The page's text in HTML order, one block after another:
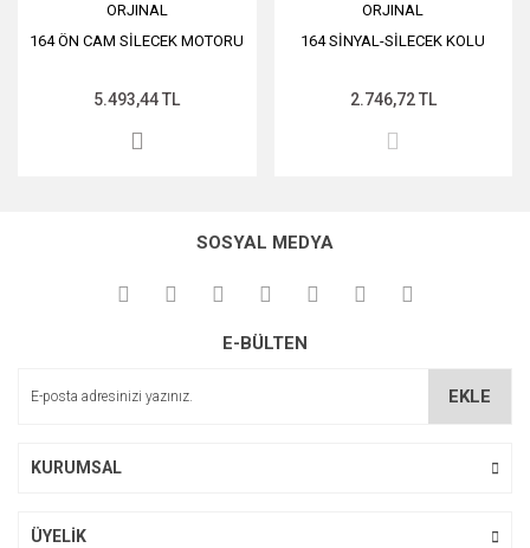
ORJINAL
164 ÖN CAM SİLECEK MOTORU
5.493,44 TL
ORJINAL
164 SİNYAL-SİLECEK KOLU
2.746,72 TL
SOSYAL MEDYA
E-BÜLTEN
EKLE
KURUMSAL
ÜYELİK